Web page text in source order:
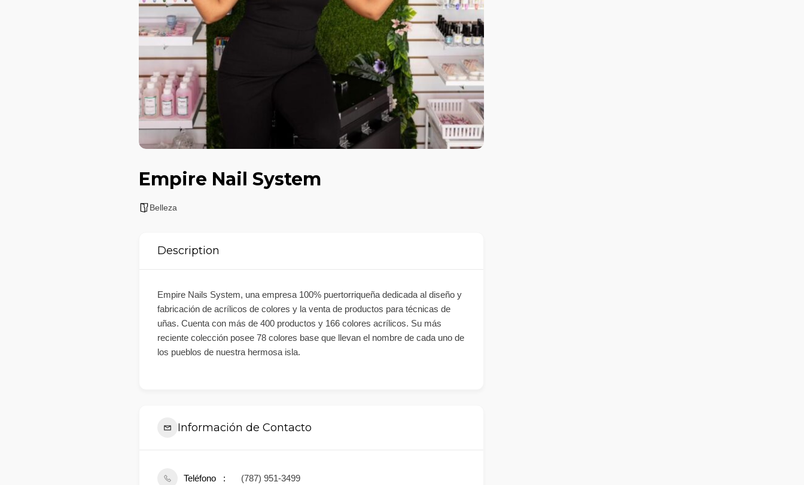
Empire Nail System
Belleza
Description
Empire Nails System, una empresa 100% puertorriqueña dedicada al diseño y
fabricación de acrílicos de colores y la venta de productos para técnicas de
uñas. Cuenta con más de 400 productos y 166 colores acrílicos. Su más
reciente colección posee 78 colores base que llevan el nombre de cada uno de
los pueblos de nuestra hermosa isla.
Información de Contacto
Teléfono (787) 951-3499